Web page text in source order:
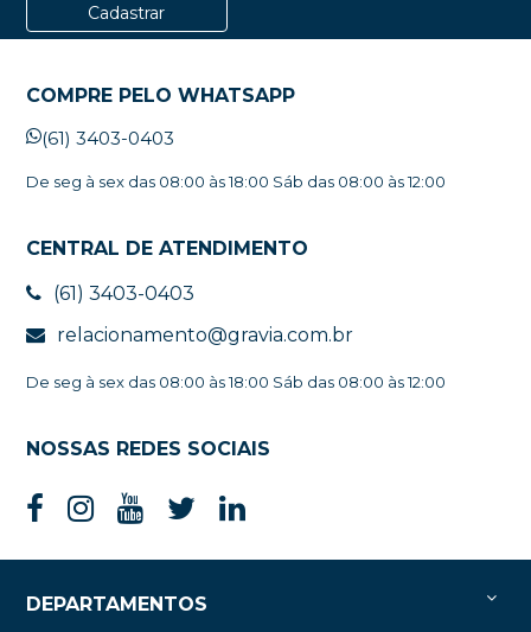
Cadastrar
COMPRE PELO WHATSAPP
(61) 3403-0403
De seg à sex das 08:00 às 18:00 Sáb das 08:00 às 12:00
CENTRAL DE ATENDIMENTO
(61) 3403-0403
relacionamento@gravia.com.br
De seg à sex das 08:00 às 18:00 Sáb das 08:00 às 12:00
NOSSAS REDES SOCIAIS
DEPARTAMENTOS